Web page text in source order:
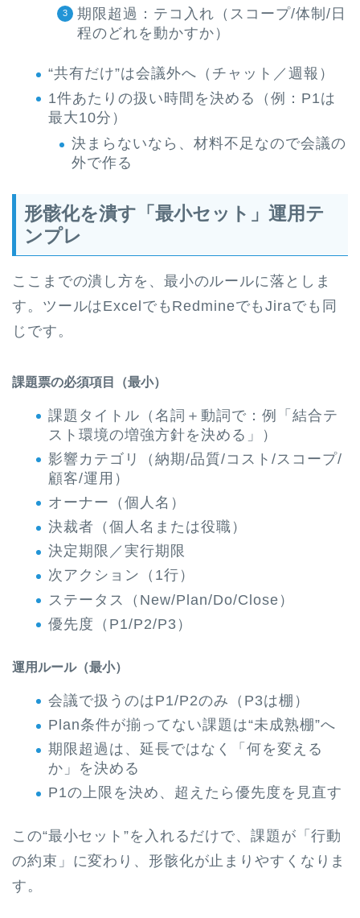
期限超過：テコ入れ（スコープ/体制/日
程のどれを動かすか）
“共有だけ”は会議外へ（チャット／週報）
1件あたりの扱い時間を決める（例：P1は
最大10分）
決まらないなら、材料不足なので会議の
外で作る
形骸化を潰す「最小セット」運用テ
ンプレ
ここまでの潰し方を、最小のルールに落としま
す。ツールはExcelでもRedmineでもJiraでも同
じです。
課題票の必須項目（最小）
課題タイトル（名詞＋動詞で：例「結合テ
スト環境の増強方針を決める」）
影響カテゴリ（納期/品質/コスト/スコープ/
顧客/運用）
オーナー（個人名）
決裁者（個人名または役職）
決定期限／実行期限
次アクション（1行）
ステータス（New/Plan/Do/Close）
優先度（P1/P2/P3）
運用ルール（最小）
会議で扱うのはP1/P2のみ（P3は棚）
Plan条件が揃ってない課題は“未成熟棚”へ
期限超過は、延長ではなく「何を変える
か」を決める
P1の上限を決め、超えたら優先度を見直す
この“最小セット”を入れるだけで、課題が「行動
の約束」に変わり、形骸化が止まりやすくなりま
す。